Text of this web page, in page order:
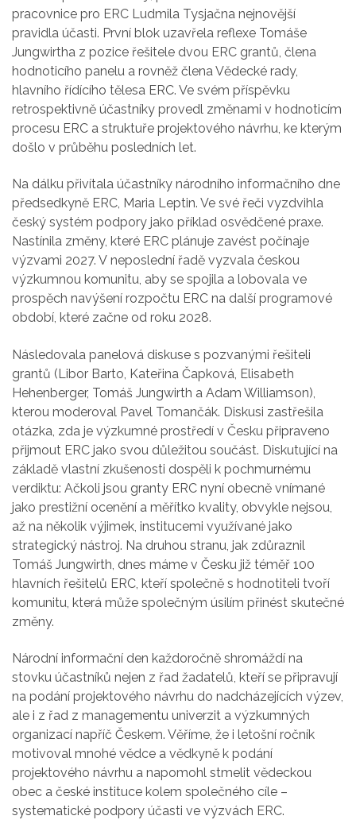
pracovnice pro ERC Ludmila Tysjačna nejnovější
pravidla účasti. První blok uzavřela reflexe Tomáše
Jungwirtha z pozice řešitele dvou ERC grantů, člena
hodnoticího panelu a rovněž člena Vědecké rady,
hlavního řídícího tělesa ERC. Ve svém příspěvku
retrospektivně účastníky provedl změnami v hodnoticím
procesu ERC a struktuře projektového návrhu, ke kterým
došlo v průběhu posledních let.
Na dálku přivítala účastníky národního informačního dne
předsedkyně ERC, Maria Leptin. Ve své řeči vyzdvihla
český systém podpory jako příklad osvědčené praxe.
Nastínila změny, které ERC plánuje zavést počínaje
výzvami 2027. V neposlední řadě vyzvala českou
výzkumnou komunitu, aby se spojila a lobovala ve
prospěch navýšení rozpočtu ERC na další programové
období, které začne od roku 2028.
Následovala panelová diskuse s pozvanými řešiteli
grantů (Libor Barto, Kateřina Čapková, Elisabeth
Hehenberger, Tomáš Jungwirth a Adam Williamson),
kterou moderoval Pavel Tomančák. Diskusi zastřešila
otázka, zda je výzkumné prostředí v Česku připraveno
přijmout ERC jako svou důležitou součást. Diskutující na
základě vlastní zkušenosti dospěli k pochmurnému
verdiktu: Ačkoli jsou granty ERC nyní obecně vnímané
jako prestižní ocenění a měřítko kvality, obvykle nejsou,
až na několik výjimek, institucemi využívané jako
strategický nástroj. Na druhou stranu, jak zdůraznil
Tomáš Jungwirth, dnes máme v Česku již téměř 100
hlavních řešitelů ERC, kteří společně s hodnotiteli tvoří
komunitu, která může společným úsilím přinést skutečné
změny.
Národní informační den každoročně shromáždí na
stovku účastníků nejen z řad žadatelů, kteří se připravují
na podání projektového návrhu do nadcházejících výzev,
ale i z řad z managementu univerzit a výzkumných
organizací napříč Českem. Věříme, že i letošní ročník
motivoval mnohé vědce a vědkyně k podání
projektového návrhu a napomohl stmelit vědeckou
obec a české instituce kolem společného cíle –
systematické podpory účasti ve výzvách ERC.